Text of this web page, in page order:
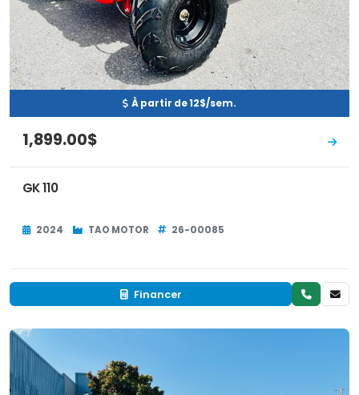
À partir de 12$/sem.
1,899.00$
GK 110
2024 TAO MOTOR 26-00085
Financer
EN INVENTAIRE